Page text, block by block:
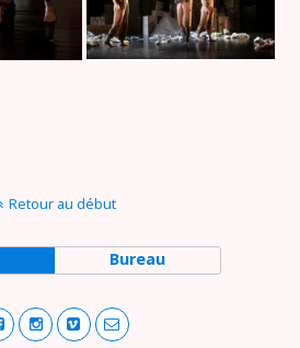
Retour au début
Bureau